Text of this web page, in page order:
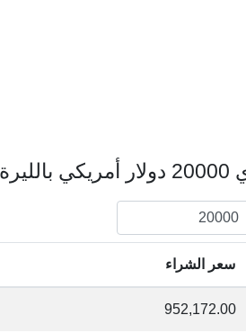
سعر الشراء
952,172.00